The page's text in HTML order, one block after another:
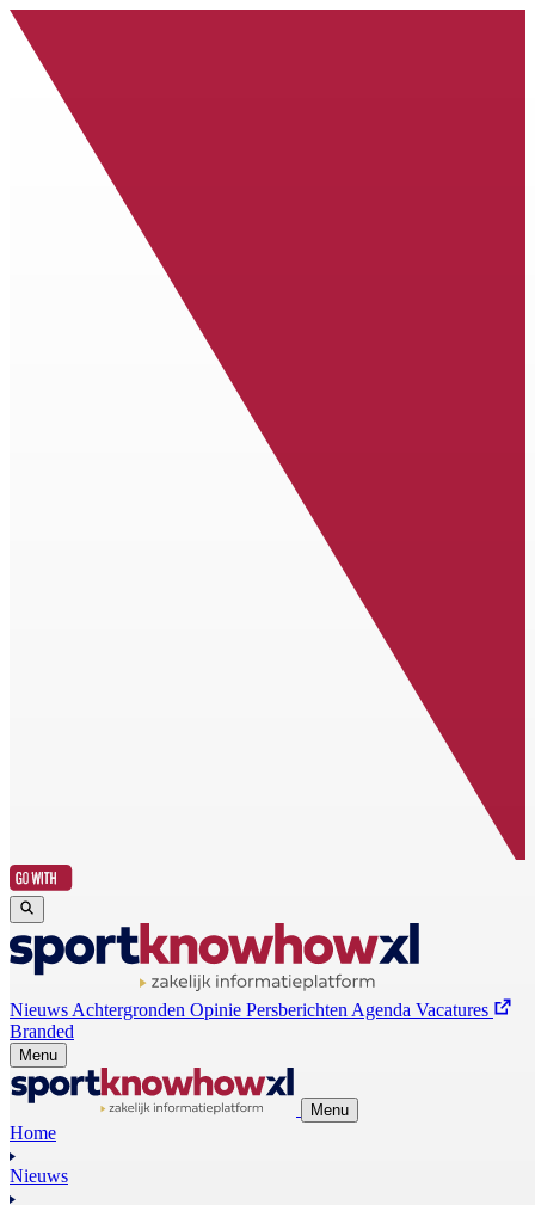
Nieuws Achtergronden Opinie Persberichten Agenda Vacatures
Branded
Menu
Menu
Home
Nieuws